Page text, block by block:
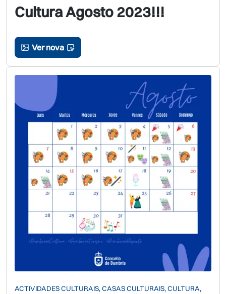
Cultura Agosto 2023!!!
Ver nova
ACTIVIDADES CULTURAIS, CASAS CULTURAIS, CULTURA,